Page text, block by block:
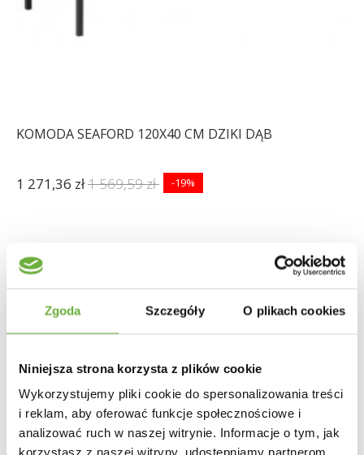
Zgoda Szczegóły O plikach cookies
Niniejsza strona korzysta z plików cookie
Wykorzystujemy pliki cookie do spersonalizowania treści
i reklam, aby oferować funkcje społecznościowe i
analizować ruch w naszej witrynie. Informacje o tym, jak
korzystasz z naszej witryny, udostępniamy partnerom
KOMODA SEAFORD 120X40 CM DZIKI DĄB
1 271,36 zł1 569,59 zł -19%